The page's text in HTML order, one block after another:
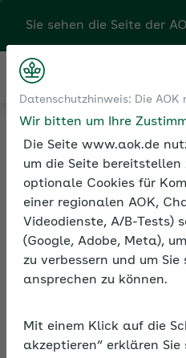
Datenschutzhinweis: Die AOK
Wir bitten um Ihre
Die Seite www.aok.de
um die Seite bereitstellen
optionale Cookies für
einer regionalen AOK,
Videodienste, A/B-Tests)
(Google, Adobe, Meta),
zu verbessern und um
ansprechen zu können.
Mit einem Klick auf die
akzeptieren“ erklären
Klicken Sie
AOK/Region
Seminare
Seminarvideos
erreichen –
Team durch
Erfolgreiche Teams
Mitarbeitenden, die